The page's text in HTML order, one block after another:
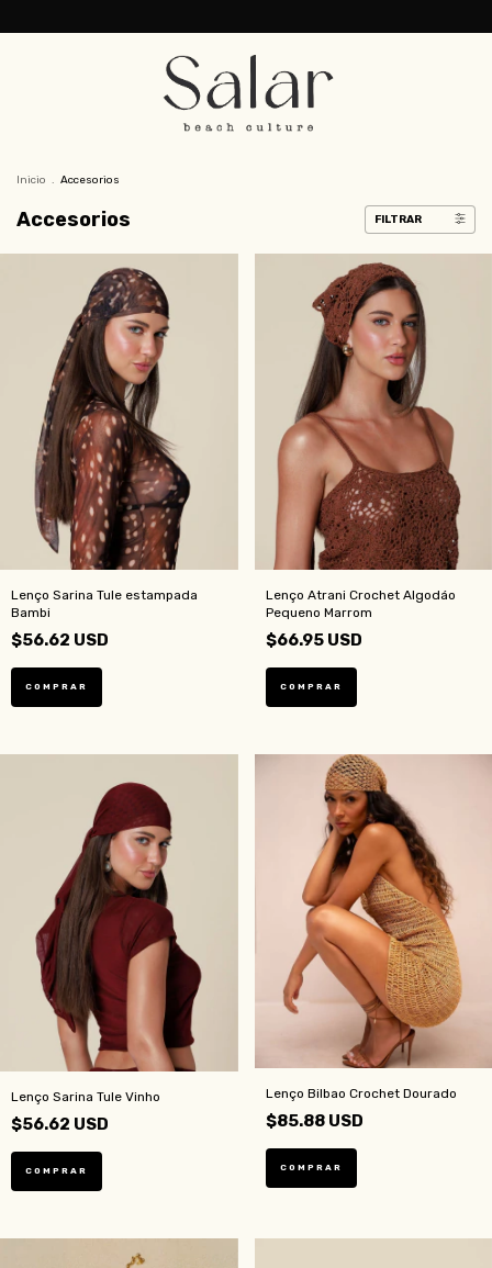
Inicio . Accesorios
Accesorios FILTRAR
Lenço Sarina Tule estampada
Bambi
$56.62 USD
Lenço Atrani Crochet Algodáo
Pequeno Marrom
$66.95 USD
Lenço Sarina Tule Vinho
$56.62 USD
Lenço Bilbao Crochet Dourado
$85.88 USD